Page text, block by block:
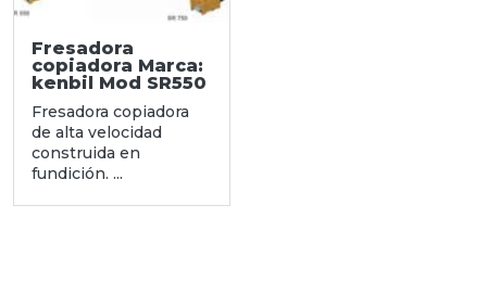
Fresadora
copiadora Marca:
kenbil Mod SR550
Fresadora copiadora
de alta velocidad
construida en
fundición. ...